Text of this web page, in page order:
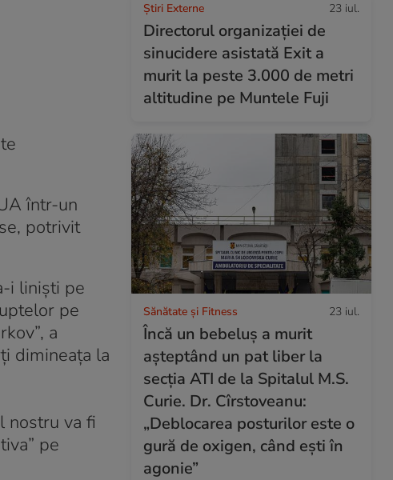
într-un
potrivit
i linişti pe
pe
a
dimineața la
nostru va fi
pe
Știri Externe 23 iul.
Directorul organizației de
sinucidere asistată Exit a
murit la peste 3.000 de metri
altitudine pe Muntele Fuji
Sănătate și Fitness 23 iul.
Încă un bebeluș a murit
așteptând un pat liber la
secția ATI de la Spitalul M.S.
Curie. Dr. Cîrstoveanu:
„Deblocarea posturilor este o
gură de oxigen, când ești în
agonie”